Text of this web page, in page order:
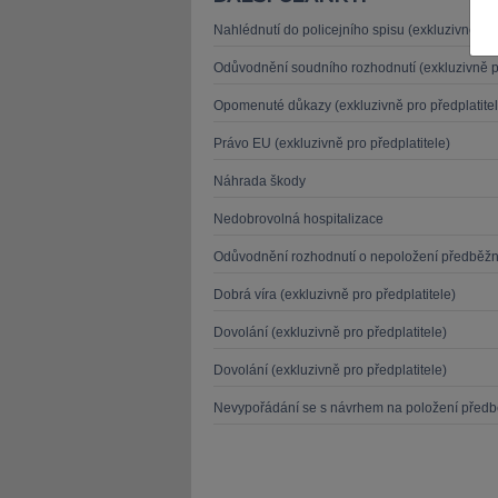
Nahlédnutí do policejního spisu (exkluzivně
Odůvodnění soudního rozhodnutí (exkluzivně
Opomenuté důkazy (exkluzivně pro
Právo EU (exkluzivně pro předplatitele)
Náhrada škody
Nedobrovolná hospitalizace
Odůvodnění rozhodnutí o nepoložení
Dobrá víra (exkluzivně pro předplatitele)
Dovolání (exkluzivně pro předplatitele)
Dovolání (exkluzivně pro předplatitele)
Nevypořádání se s návrhem na položení
JUDr. Tomáš Nielsen
JUDr.